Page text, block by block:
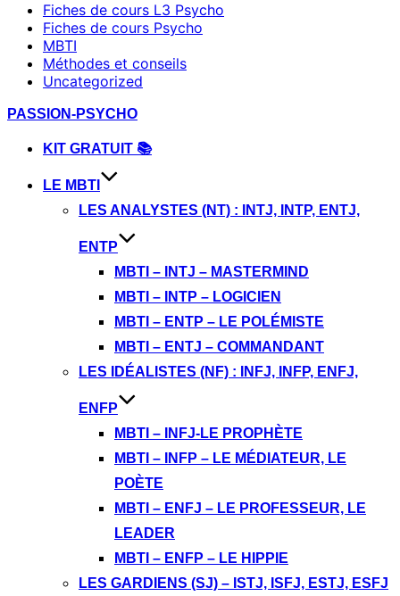
Fiches de cours L3 Psycho
Fiches de cours Psycho
MBTI
Méthodes et conseils
Uncategorized
Aller
contenu
PASSION-PSYCHO
KIT GRATUIT 📚
LE MBTI
LES ANALYSTES (NT) : INTJ, INTP, ENTJ,
ENTP
MBTI – INTJ – MASTERMIND
MBTI – INTP – LOGICIEN
MBTI – ENTP – LE POLÉMISTE
MBTI – ENTJ – COMMANDANT
LES IDÉALISTES (NF) : INFJ, INFP, ENFJ,
ENFP
MBTI – INFJ-LE PROPHÈTE
MBTI – INFP – LE MÉDIATEUR, LE
POÈTE
MBTI – ENFJ – LE PROFESSEUR, LE
LEADER
MBTI – ENFP – LE HIPPIE
LES GARDIENS (SJ) – ISTJ, ISFJ, ESTJ, ESFJ